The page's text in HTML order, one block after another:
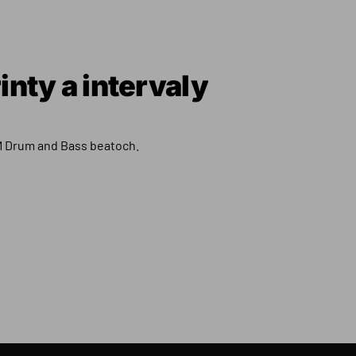
a intervaly
and Bass beatoch.